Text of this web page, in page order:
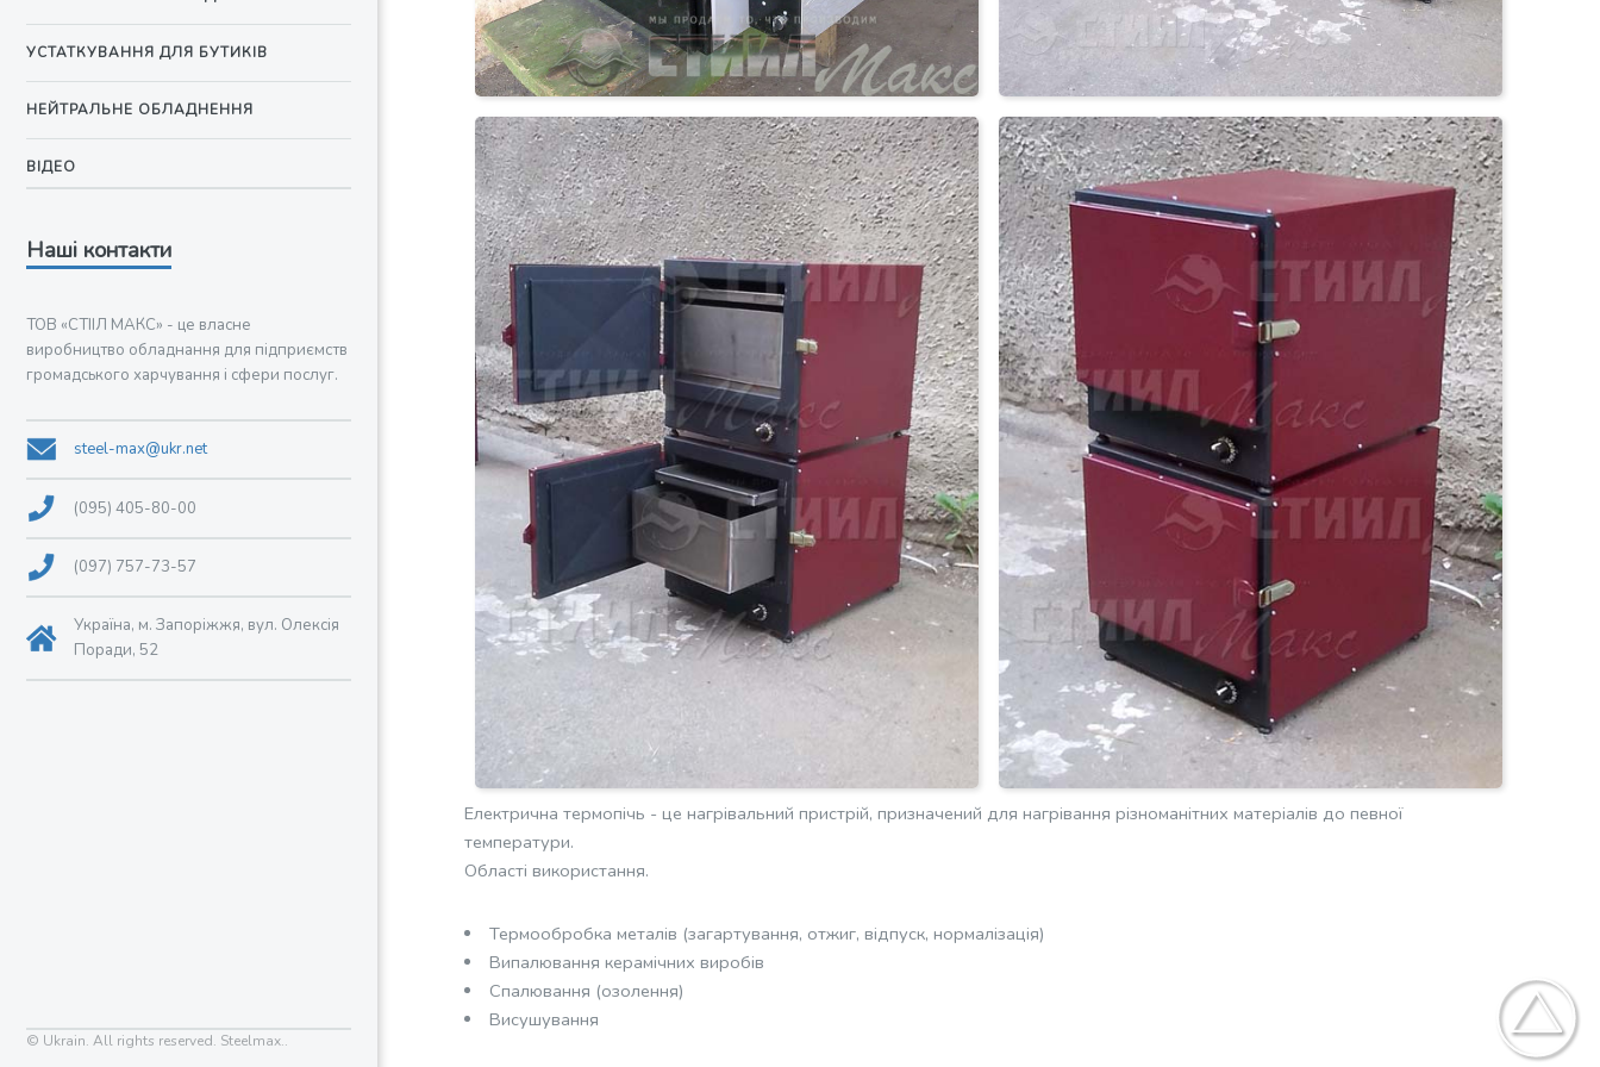
Електрична термопічь - це нагрівальний пристрій, призначений для нагрівання різноманітних матеріалів до певної
температури.
Області використання.
Термообробка металів (загартування, отжиг, відпуск, нормалізація)
Випалювання керамічних виробів
Спалювання (озолення)
Висушування
УСТАТКУВАННЯ ДЛЯ БУТИКІВ
НЕЙТРАЛЬНЕ ОБЛАДНЕННЯ
ВІДЕО
Наші контакти
ТОВ «СТІІЛ МАКС» - це власне
виробництво обладнання для підприємств
громадського харчування і сфери послуг.
steel-max@ukr.net
(095) 405-80-00
(097) 757-73-57
Україна, м. Запоріжжя, вул. Олексія
Поради, 52
© Ukrain. All rights reserved. Steelmax..